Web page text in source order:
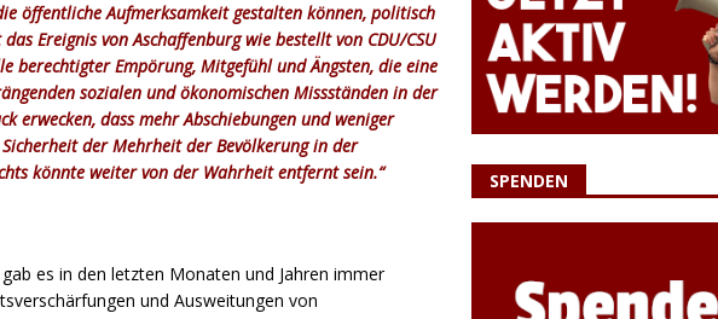
öffentliche Aufmerksamkeit gestalten können, politisch
Ereignis von Aschaffenburg wie bestellt von CDU/CSU
berechtigter Empörung, Mitgefühl und Ängsten, die eine
sozialen und ökonomischen Missständen in der
erwecken, dass mehr Abschiebungen und weniger
der Mehrheit der Bevölkerung in der
könnte weiter von der Wahrheit entfernt sein.“
es in den letzten Monaten und Jahren immer
und Ausweitungen von
SPENDEN